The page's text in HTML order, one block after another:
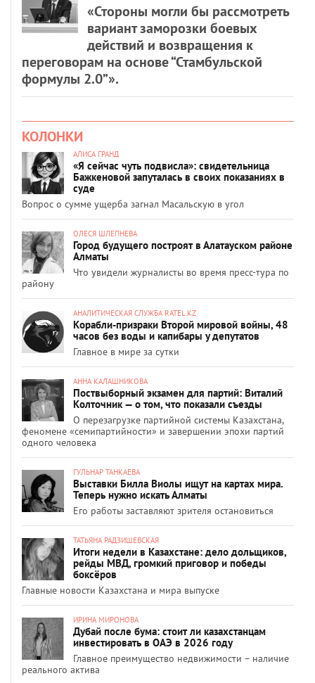
«Стороны могли бы рассмотреть
вариант заморозки боевых
действий и возвращения к
переговорам на основе “Стамбульской
формулы 2.0”».
КОЛОНКИ
АЛИСА ГРАНД
«Я сейчас чуть подвисла»: свидетельница
Бажкеновой запуталась в своих показаниях в
суде
Вопрос о сумме ущерба загнал Масальскую в угол
ОЛЕСЯ ШЛЕПНЕВА
Город будущего построят в Алатауском районе
Алматы
Что увидели журналисты во время пресс-тура по
району
АНАЛИТИЧЕСКАЯ СЛУЖБА RATEL.KZ
Корабли-призраки Второй мировой войны, 48
часов без воды и капибары у депутатов
Главное в мире за сутки
АННА КАЛАШНИКОВА
Поствыборный экзамен для партий: Виталий
Колточник — о том, что показали съезды
О перезагрузке партийной системы Казахстана,
феномене «семипартийности» и завершении эпохи партий
одного человека
ГУЛЬНАР ТАНКАЕВА
Выставки Билла Виолы ищут на картах мира.
Теперь нужно искать Алматы
Его работы заставляют зрителя остановиться
ТАТЬЯНА РАДЗИШЕВСКАЯ
Итоги недели в Казахстане: дело дольщиков,
рейды МВД, громкий приговор и победы
боксёров
Главные новости Казахстана и мира выпуске
ИРИНА МИРОНОВА
Дубай после бума: стоит ли казахстанцам
инвестировать в ОАЭ в 2026 году
Главное преимущество недвижимости – наличие
реального актива